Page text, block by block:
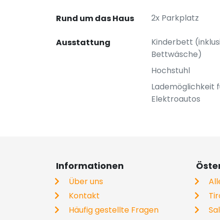
Rund um das Haus 2x Parkplatz
Ausstattung
Kinderbett
Bettwäsche)
Hochstuhl
Lademöglichkeit
Elektroautos
Informationen
Über uns
Kontakt
Häufig gestellte Fragen